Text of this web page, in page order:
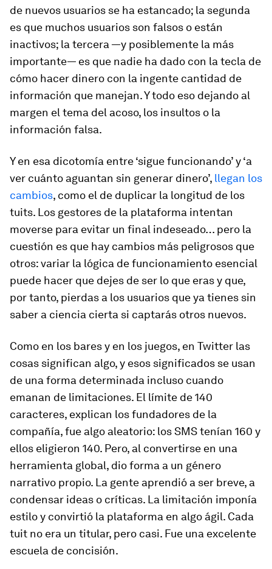
de nuevos usuarios se ha estancado; la segunda
es que muchos usuarios son falsos o están
inactivos; la tercera —y posiblemente la más
importante— es que nadie ha dado con la tecla de
cómo hacer dinero con la ingente cantidad de
información que manejan. Y todo eso dejando al
margen el tema del acoso, los insultos o la
información falsa.
Y en esa dicotomía entre ‘sigue funcionando’ y ‘a
ver cuánto aguantan sin generar dinero’, llegan los
cambios, como el de duplicar la longitud de los
tuits. Los gestores de la plataforma intentan
moverse para evitar un final indeseado… pero la
cuestión es que hay cambios más peligrosos que
otros: variar la lógica de funcionamiento esencial
puede hacer que dejes de ser lo que eras y que,
por tanto, pierdas a los usuarios que ya tienes sin
saber a ciencia cierta si captarás otros nuevos.
Como en los bares y en los juegos, en Twitter las
cosas significan algo, y esos significados se usan
de una forma determinada incluso cuando
emanan de limitaciones. El límite de 140
caracteres, explican los fundadores de la
compañía, fue algo aleatorio: los SMS tenían 160 y
ellos eligieron 140. Pero, al convertirse en una
herramienta global, dio forma a un género
narrativo propio. La gente aprendió a ser breve, a
condensar ideas o críticas. La limitación imponía
estilo y convirtió la plataforma en algo ágil. Cada
tuit no era un titular, pero casi. Fue una excelente
escuela de concisión.